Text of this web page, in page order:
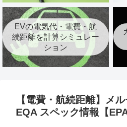
EVの電気代・電費・航
続距離を計算シミュレー
ション
【電費・航続距離】メ
EQA スペック情報【